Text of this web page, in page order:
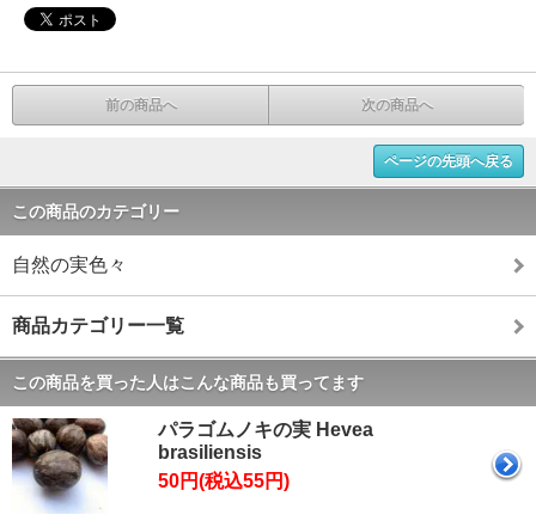
前の商品へ 次の商品へ
ページの先頭へ戻る
この商品のカテゴリー
自然の実色々
商品カテゴリー一覧
この商品を買った人はこんな商品も買ってます
パラゴムノキの実 Hevea
brasiliensis
50円(税込55円)